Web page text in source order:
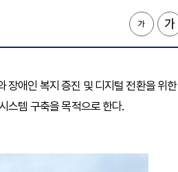
애인 복지 증진 및 디지털 전환을 위한
스템 구축을 목적으로 한다.